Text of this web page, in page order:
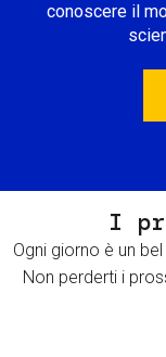
conoscere il
I
Ogni giorno è un
Non perderti i